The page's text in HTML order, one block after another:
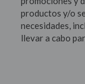
productos y/o
necesidades,
llevar a cabo